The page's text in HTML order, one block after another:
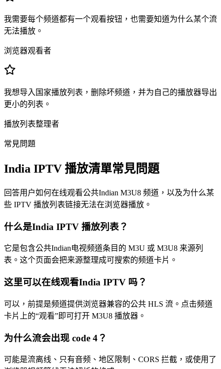
我需要每个频道都有一个观看按钮，也需要知道为什么某个流
无法播放。
浏览器观看者
我想导入国家播放列表，删除坏频道，并为自己的播放器导出
更小的列表。
播放列表整理者
常見問題
India IPTV 播放清單常見問題
回答用户如何在线观看公共Indian M3U8 频道，以及为什么某
些 IPTV 播放列表链接无法在浏览器播放。
什么是India IPTV 播放列表？
它是包含公共Indian电视频道条目的 M3U 或 M3U8 来源列
表。这个页面会把来源整理成可搜索的频道卡片。
这里可以在线观看India IPTV 吗？
可以，前提是频道提供浏览器兼容的公共 HLS 流。点击频道
卡片上的“观看”即可打开 M3U8 播放器。
为什么流会出现 code 4？
可能是流离线、只有音频、地区限制、CORS 拦截，或使用了